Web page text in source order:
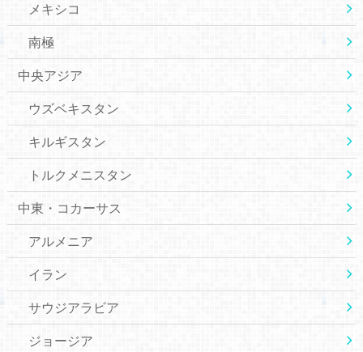
メキシコ
南極
中央アジア
ウズベキスタン
キルギスタン
トルクメニスタン
中東・コカーサス
アルメニア
イラン
サウジアラビア
ジョージア